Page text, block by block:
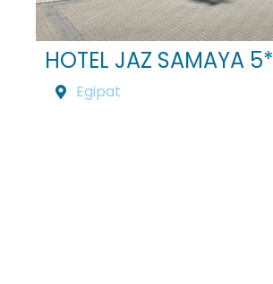
HOTEL JAZ SAMAYA 5*
Egipat